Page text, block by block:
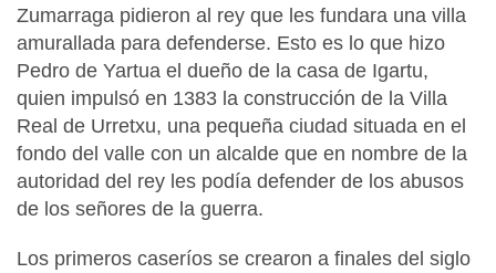
Zumarraga pidieron al rey que les fundara una villa
amurallada para defenderse. Esto es lo que hizo
Pedro de Yartua el dueño de la casa de Igartu,
quien impulsó en 1383 la construcción de la Villa
Real de Urretxu, una pequeña ciudad situada en el
fondo del valle con un alcalde que en nombre de la
autoridad del rey les podía defender de los abusos
de los señores de la guerra.
Los primeros caseríos se crearon a finales del siglo